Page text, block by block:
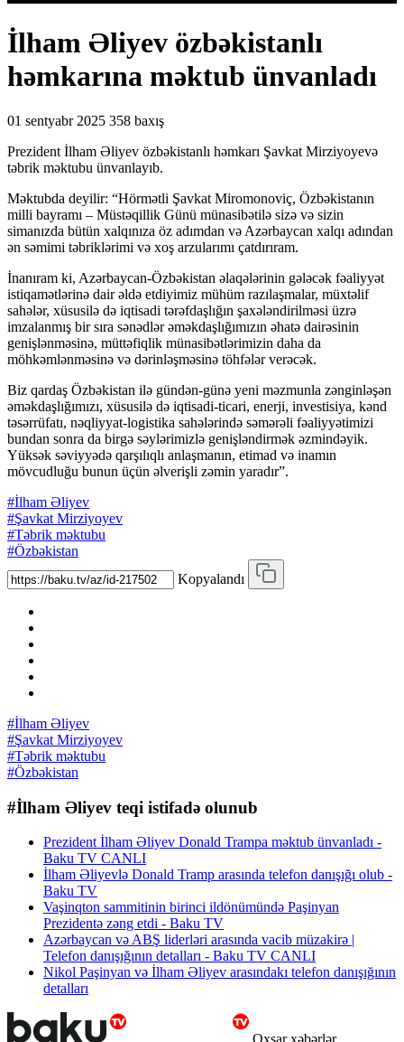
İlham Əliyev özbəkistanlı
həmkarına məktub ünvanladı
01 sentyabr 2025 358 baxış
Prezident İlham Əliyev özbəkistanlı həmkarı Şavkat Mirziyoyevə
təbrik məktubu ünvanlayıb.
Məktubda deyilir: “Hörmətli Şavkat Miromonoviç, Özbəkistanın
milli bayramı – Müstəqillik Günü münasibətilə sizə və sizin
simanızda bütün xalqınıza öz adımdan və Azərbaycan xalqı adından
ən səmimi təbriklərimi və xoş arzularımı çatdırıram.
İnanıram ki, Azərbaycan-Özbəkistan əlaqələrinin gələcək fəaliyyət
istiqamətlərinə dair əldə etdiyimiz mühüm razılaşmalar, müxtəlif
sahələr, xüsusilə də iqtisadi tərəfdaşlığın şaxələndirilməsi üzrə
imzalanmış bir sıra sənədlər əməkdaşlığımızın əhatə dairəsinin
genişlənməsinə, müttəfiqlik münasibətlərimizin daha da
möhkəmlənməsinə və dərinləşməsinə töhfələr verəcək.
Biz qardaş Özbəkistan ilə gündən-günə yeni məzmunla zənginləşən
əməkdaşlığımızı, xüsusilə də iqtisadi-ticari, enerji, investisiya, kənd
təsərrüfatı, nəqliyyat-logistika sahələrində səmərəli fəaliyyətimizi
bundan sonra da birgə səylərimizlə genişləndirmək əzmindəyik.
Yüksək səviyyədə qarşılıqlı anlaşmanın, etimad və inamın
mövcudluğu bunun üçün əlverişli zəmin yaradır”.
#İlham Əliyev
#Şavkat Mirziyoyev
#Təbrik məktubu
#Özbəkistan
Kopyalandı
#İlham Əliyev
#Şavkat Mirziyoyev
#Təbrik məktubu
#Özbəkistan
#İlham Əliyev teqi istifadə olunub
Prezident İlham Əliyev Donald Trampa məktub ünvanladı -
Baku TV CANLI
İlham Əliyevlə Donald Tramp arasında telefon danışığı olub -
Baku TV
Vaşinqton sammitinin birinci ildönümündə Paşinyan
Prezidentə zəng etdi - Baku TV
Azərbaycan və ABŞ liderləri arasında vacib müzakirə |
Telefon danışığının detalları - Baku TV CANLI
Nikol Paşinyan və İlham Əliyev arasındakı telefon danışığının
detalları